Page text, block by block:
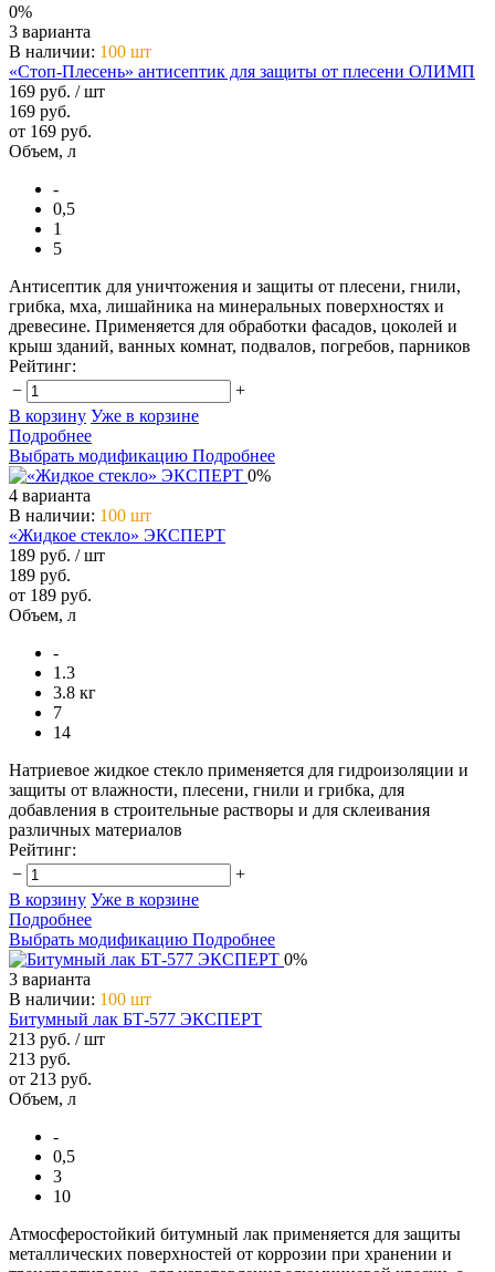
0%
3 варианта
В наличии: 100 шт
«Стоп-Плесень» антисептик для защиты от плесени ОЛИМП
169 руб. / шт
169 руб.
от 169 руб.
Объем, л
-
0,5
1
5
Антисептик для уничтожения и защиты от плесени, гнили,
грибка, мха, лишайника на минеральных поверхностях и
древесине. Применяется для обработки фасадов, цоколей и
крыш зданий, ванных комнат, подвалов, погребов, парников
Рейтинг:
−
+
В корзину Уже в корзине
Подробнее
Выбрать модификацию Подробнее
0%
4 варианта
В наличии: 100 шт
«Жидкое стекло» ЭКСПЕРТ
189 руб. / шт
189 руб.
от 189 руб.
Объем, л
-
1.3
3.8 кг
7
14
Натриевое жидкое стекло применяется для гидроизоляции и
защиты от влажности, плесени, гнили и грибка, для
добавления в строительные растворы и для склеивания
различных материалов
Рейтинг:
−
+
В корзину Уже в корзине
Подробнее
Выбрать модификацию Подробнее
0%
3 варианта
В наличии: 100 шт
Битумный лак БТ-577 ЭКСПЕРТ
213 руб. / шт
213 руб.
от 213 руб.
Объем, л
-
0,5
3
10
Атмосферостойкий битумный лак применяется для защиты
металлических поверхностей от коррозии при хранении и